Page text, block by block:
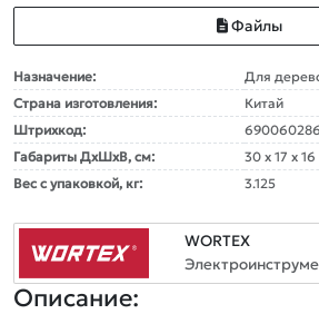
Файлы
Назначение:
Для
Страна изготовления:
Китай
Штрихкод:
Габариты ДxШxВ, см:
30 x 17 x 16
Вес с упаковкой, кг:
3.125
WORTEX
Описание: